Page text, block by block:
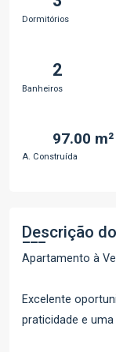
Dormitórios
2
Banheiros
97.00 m²
A. Construída
Descrição
Apartamento à
Excelente
praticidade e